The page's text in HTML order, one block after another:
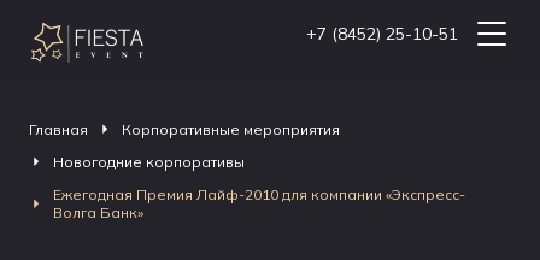
+7 (8452) 25-10-51
Главная
Корпоративные мероприятия
Новогодние корпоративы
Ежегодная Премия Лайф-2010 для компании «Экспресс-
Волга Банк»